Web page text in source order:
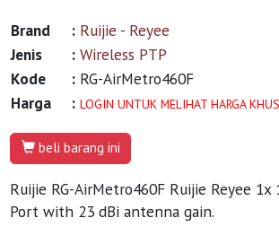
Brand : Ruijie - Reyee
Jenis
: Wireless PTP
Kode
: RG-AirMetro460F
Harga
: LOGIN UNTUK MELIHAT HARGA
beli barang ini
Ruijie RG-AirMetro460F Ruijie Reyee 1x
Port with 23 dBi antenna gain.